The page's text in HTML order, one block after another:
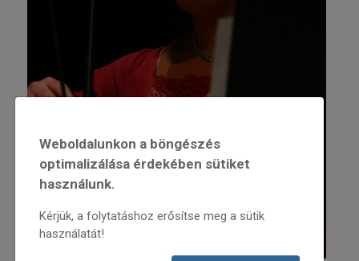
Weboldalunkon a böngészés
optimalizálása érdekében sütiket
használunk.
Kérjük, a folytatáshoz erősítse meg a sütik
használatát!